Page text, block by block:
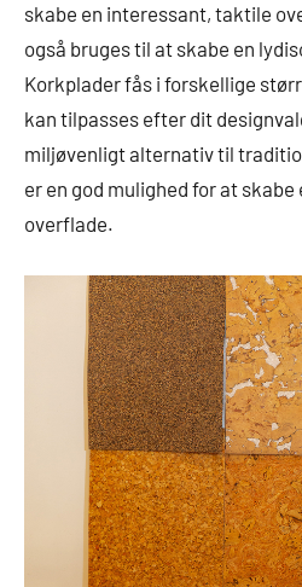
skabe en interessant, taktile
også bruges til at skabe en
Korkplader fås i forskellige
kan tilpasses efter dit
miljøvenligt alternativ til
er en god mulighed for at
overflade.